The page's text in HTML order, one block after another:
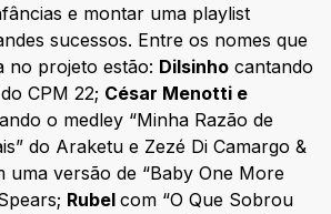
e montar uma playlist
sucessos. Entre os nomes que
no projeto estão: Dilsinho cantando
CPM 22; César Menotti e
o medley “Minha Razão de
do Araketu e Zezé Di Camargo &
uma versão de “Baby One More
Rubel com “O Que Sobrou